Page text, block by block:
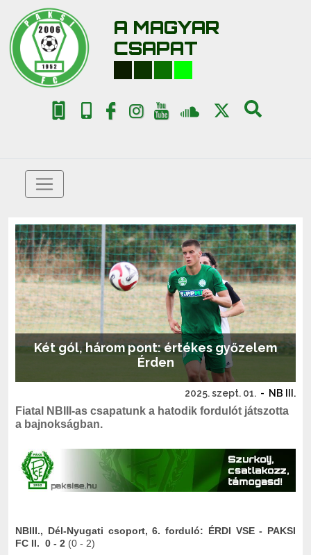
A MAGYAR
CSAPAT
Két gól, három pont: értékes győzelem
Érden
2025. szept. 01. - NB III.
Fiatal NBIII-as csapatunk a hatodik fordulót játszotta
a bajnokságban.
NBIII., Dél-Nyugati csoport, 6. forduló: ÉRDI VSE - PAKSI
FC II. 0 - 2 (0 - 2)